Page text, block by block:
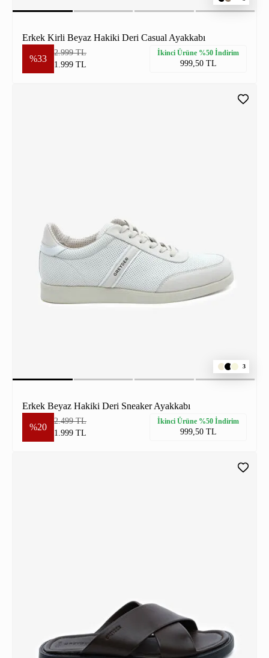
Erkek Kirli Beyaz Hakiki Deri Casual Ayakkabı
%33
2.999 TL
1.999 TL
İkinci Ürüne %50 İndirim
999,50 TL
3
Erkek Beyaz Hakiki Deri Sneaker Ayakkabı
%20
2.499 TL
1.999 TL
İkinci Ürüne %50 İndirim
999,50 TL